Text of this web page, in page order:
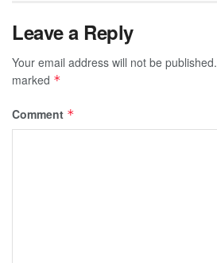
Leave a Reply
Your email address will not be published.
marked *
Comment *